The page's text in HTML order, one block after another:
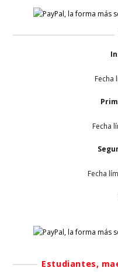
Fecha
Fecha
Fecha
Estudiantes,